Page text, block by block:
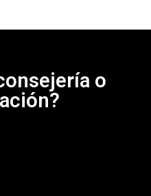
o